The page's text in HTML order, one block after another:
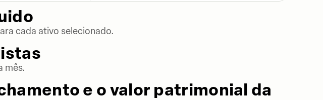
cada ativo selecionado.
mês.
e o valor patrimonial da